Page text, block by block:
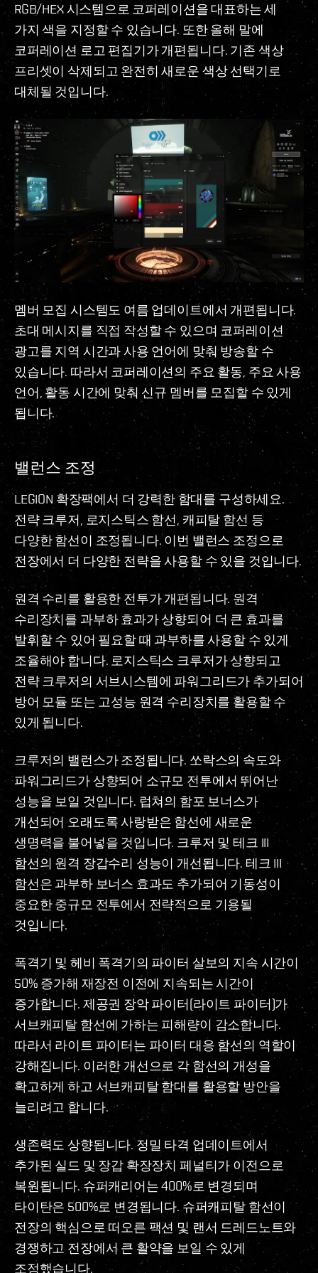
RGB/HEX 시스템으로 코퍼레이션을 대표하는 세
가지 색을 지정할 수 있습니다. 또한 올해 말에
코퍼레이션 로고 편집기가 개편됩니다. 기존 색상
프리셋이 삭제되고 완전히 새로운 색상 선택기로
대체될 것입니다.
멤버 모집 시스템도 여름 업데이트에서 개편됩니다.
초대 메시지를 직접 작성할 수 있으며 코퍼레이션
광고를 지역 시간과 사용 언어에 맞춰 방송할 수
있습니다. 따라서 코퍼레이션의 주요 활동, 주요 사용
언어, 활동 시간에 맞춰 신규 멤버를 모집할 수 있게
됩니다.
밸런스 조정
LEGION 확장팩에서 더 강력한 함대를 구성하세요.
전략 크루저, 로지스틱스 함선, 캐피탈 함선 등
다양한 함선이 조정됩니다. 이번 밸런스 조정으로
전장에서 더 다양한 전략을 사용할 수 있을 것입니다.
원격 수리를 활용한 전투가 개편됩니다. 원격
수리장치를 과부하 효과가 상향되어 더 큰 효과를
발휘할 수 있어 필요할 때 과부하를 사용할 수 있게
조율해야 합니다. 로지스틱스 크루저가 상향되고
전략 크루저의 서브시스템에 파워그리드가 추가되어
방어 모듈 또는 고성능 원격 수리장치를 활용할 수
있게 됩니다.
크루저의 밸런스가 조정됩니다. 쏘락스의 속도와
파워그리드가 상향되어 소규모 전투에서 뛰어난
성능을 보일 것입니다. 럽쳐의 함포 보너스가
개선되어 오래도록 사랑받은 함선에 새로운
생명력을 불어넣을 것입니다. 크루저 및 테크 III
함선의 원격 장갑수리 성능이 개선됩니다. 테크 III
함선은 과부하 보너스 효과도 추가되어 기동성이
중요한 중규모 전투에서 전략적으로 기용될
것입니다.
폭격기 및 헤비 폭격기의 파이터 살보의 지속 시간이
50% 증가해 재장전 이전에 지속되는 시간이
증가합니다. 제공권 장악 파이터(라이트 파이터)가
서브캐피탈 함선에 가하는 피해량이 감소합니다.
따라서 라이트 파이터는 파이터 대응 함선의 역할이
강해집니다. 이러한 개선으로 각 함선의 개성을
확고하게 하고 서브캐피탈 함대를 활용할 방안을
늘리려고 합니다.
생존력도 상향됩니다. 정밀 타격 업데이트에서
추가된 실드 및 장갑 확장장치 페널티가 이전으로
복원됩니다. 슈퍼캐리어는 400%로 변경되며
타이탄은 500%로 변경됩니다. 슈퍼캐피탈 함선이
전장의 핵심으로 떠오른 팩션 및 랜서 드레드노트와
경쟁하고 전장에서 큰 활약을 보일 수 있게
조정했습니다.